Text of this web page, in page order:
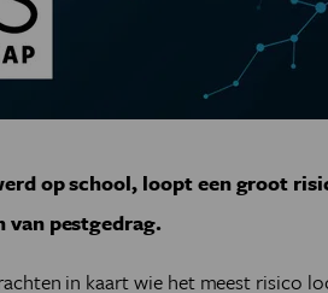
op school, loopt een groot
pestgedrag.
in kaart wie het meest risico